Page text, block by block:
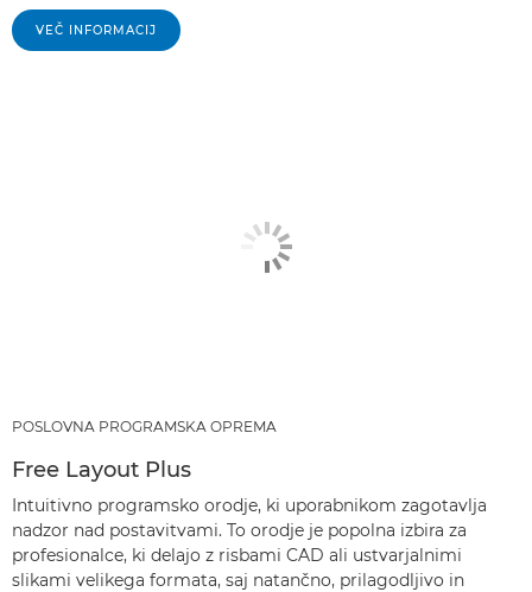
VEČ INFORMACIJ
POSLOVNA PROGRAMSKA OPREMA
Free Layout Plus
Intuitivno programsko orodje, ki uporabnikom zagotavlja
nadzor nad postavitvami. To orodje je popolna izbira za
profesionalce, ki delajo z risbami CAD ali ustvarjalnimi
slikami velikega formata, saj natančno, prilagodljivo in